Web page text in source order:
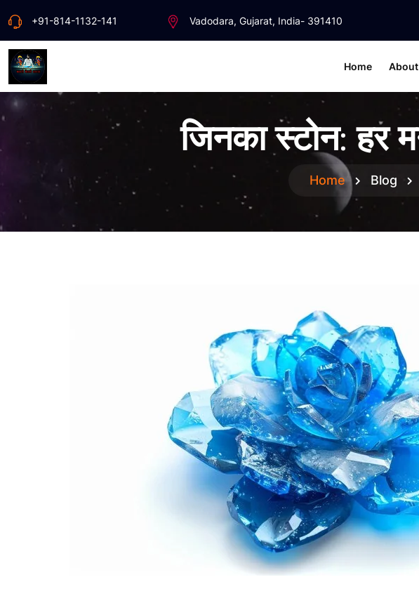
+91-814-1132-141 Vadodara, Gujarat, India- 391410
Home About
जिनका स्टोन: हर
Home Blog